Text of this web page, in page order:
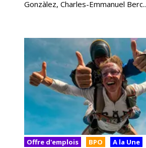
Gonzàlez, Charles-Emmanuel Berc..
Offre d'emplois BPO
A la Une